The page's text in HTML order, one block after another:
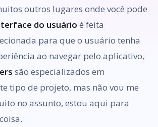
outros lugares onde você pode
do usuário é feita
para que o usuário tenha
ao navegar pelo aplicativo,
são especializados em
tipo de projeto, mas não vou me
no assunto, estou aqui para